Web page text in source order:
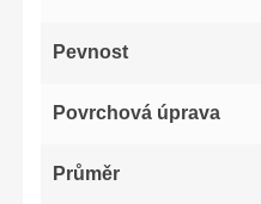
Pevnost
Povrchová úprava
Průměr